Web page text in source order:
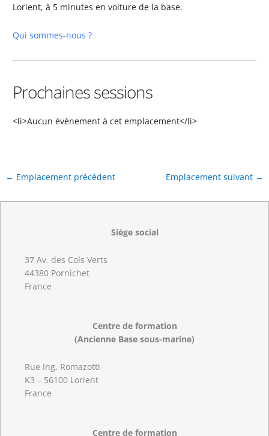
Lorient, à 5 minutes en voiture de la base.
Qui sommes-nous ?
Prochaines sessions
<li>Aucun évènement à cet emplacement</li>
← Emplacement précédent Emplacement suivant →
Siège social
37 Av. des Cols Verts
44380 Pornichet
France
Centre de formation
(Ancienne Base sous-marine)
Rue Ing. Romazotti
K3 – 56100 Lorient
France
Centre de formation